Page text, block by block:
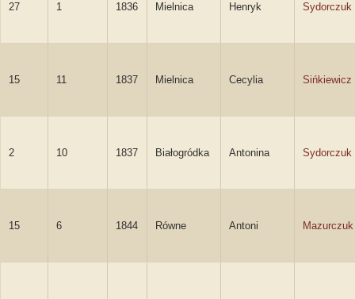
27 1 1836 Mielnica Henryk Sydorczuk
15 11 1837 Mielnica Cecylia Sińkiewicz
2 10 1837 Białogródka Antonina Sydorczuk
15 6 1844 Równe Antoni Mazurczuk